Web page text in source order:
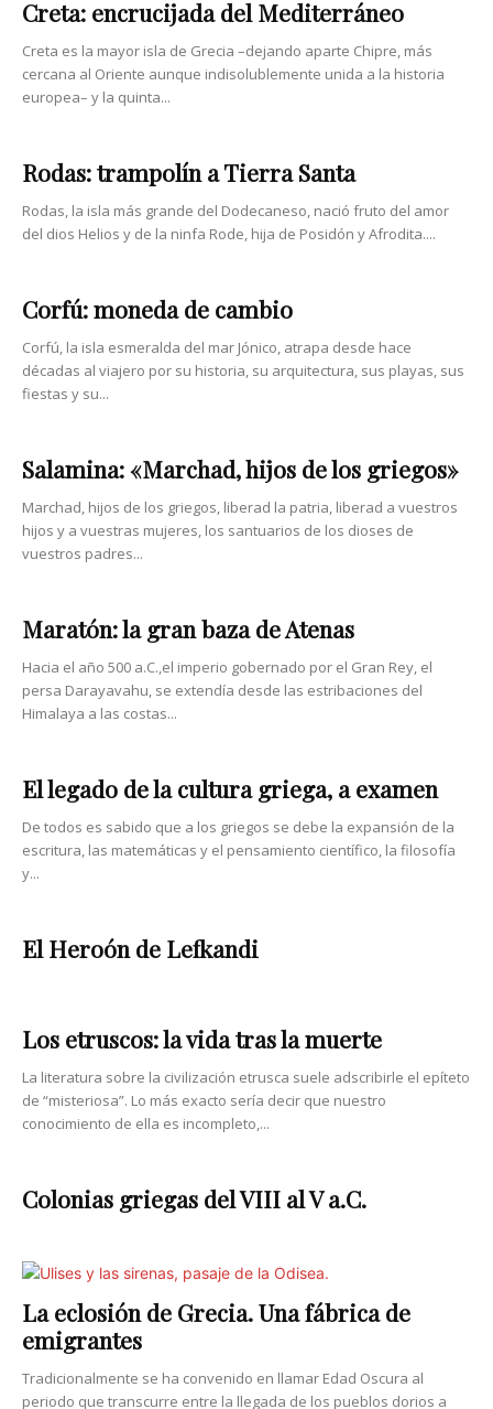
Creta: encrucijada del Mediterráneo
Creta es la mayor isla de Grecia –dejando aparte Chipre, más
cercana al Oriente aunque indisolublemente unida a la historia
europea– y la quinta...
Rodas: trampolín a Tierra Santa
Rodas, la isla más grande del Dodecaneso, nació fruto del amor
del dios Helios y de la ninfa Rode, hija de Posidón y Afrodita....
Corfú: moneda de cambio
Corfú, la isla esmeralda del mar Jónico, atrapa desde hace
décadas al viajero por su historia, su arquitectura, sus playas, sus
fiestas y su...
Salamina: «Marchad, hijos de los griegos»
Marchad, hijos de los griegos, liberad la patria, liberad a vuestros
hijos y a vuestras mujeres, los santuarios de los dioses de
vuestros padres...
Maratón: la gran baza de Atenas
Hacia el año 500 a.C.,el imperio gobernado por el Gran Rey, el
persa Darayavahu, se extendía desde las estribaciones del
Himalaya a las costas...
El legado de la cultura griega, a examen
De todos es sabido que a los griegos se debe la expansión de la
escritura, las matemáticas y el pensamiento científico, la filosofía
y...
El Heroón de Lefkandi
Los etruscos: la vida tras la muerte
La literatura sobre la civilización etrusca suele adscribirle el epíteto
de “misteriosa”. Lo más exacto sería decir que nuestro
conocimiento de ella es incompleto,...
Colonias griegas del VIII al V a.C.
La eclosión de Grecia. Una fábrica de
emigrantes
Tradicionalmente se ha convenido en llamar Edad Oscura al
periodo que transcurre entre la llegada de los pueblos dorios a